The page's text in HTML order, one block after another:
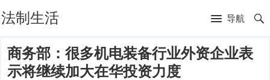
法制生活 导航
商务部：很多机电装备行业外资企业表
示将继续加大在华投资力度